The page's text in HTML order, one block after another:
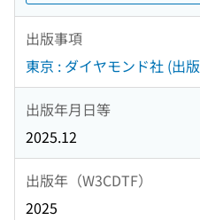
出版事項
東京 : ダイヤモンド社 (出
出版年月日等
2025.12
出版年（W3CDTF）
2025